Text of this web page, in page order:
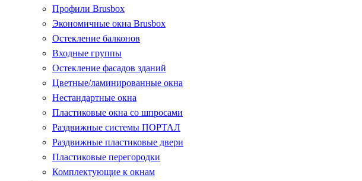
Профили Brusbox
Экономичные окна Brusbox
Остекление балконов
Входные группы
Остекление фасадов зданий
Цветные/ламинированные окна
Нестандартные окна
Пластиковые окна со шпросами
Раздвижные системы ПОРТАЛ
Раздвижные пластиковые двери
Пластиковые перегородки
Комплектующие к окнам